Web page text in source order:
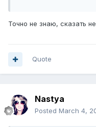
Точно не знаю, сказать
Quote
Nastya
Posted March 4,